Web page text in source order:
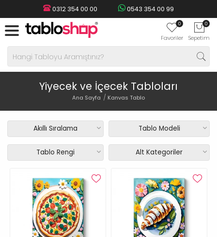
0312 354 00 00 0543 354 00 99
0
Favoriler
0
Sepetim
Yiyecek ve İçecek Tabloları
Ana Sayfa Kanvas Tablo
Akıllı Sıralama Tablo Modeli
Tablo Rengi Alt Kategoriler